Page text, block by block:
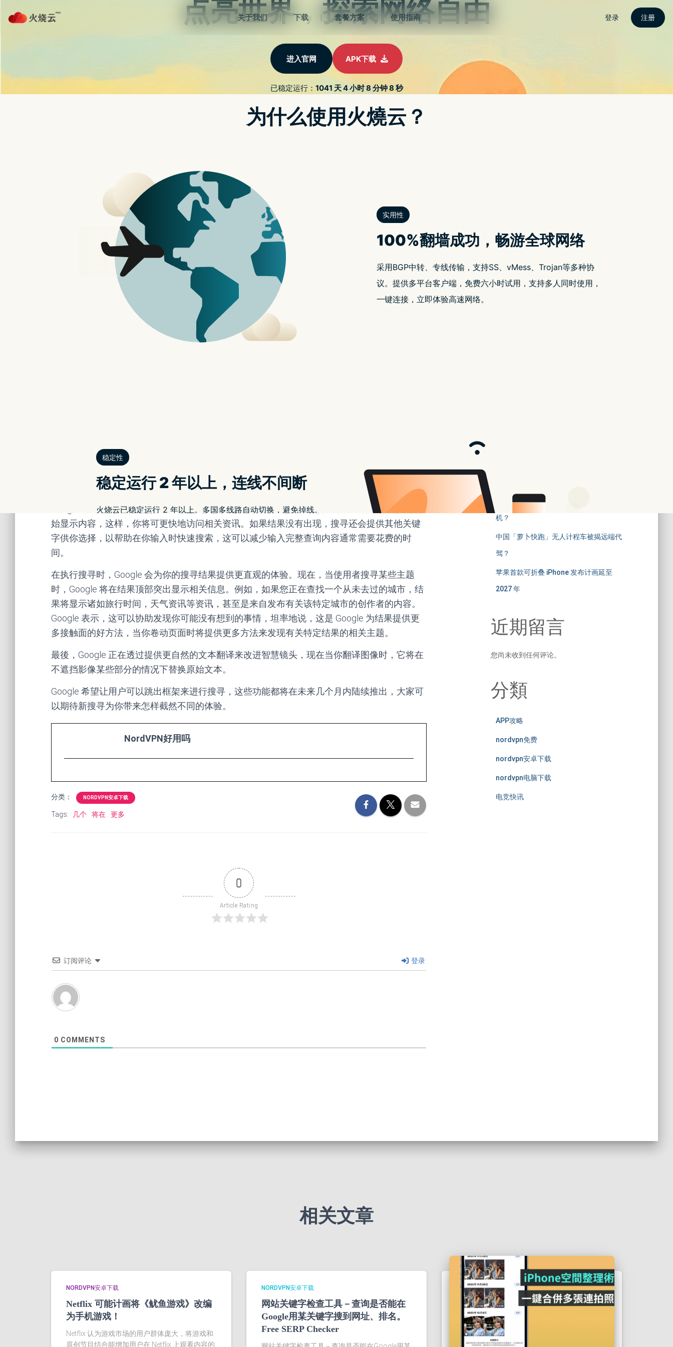
首页 NORDVPN安卓下载 NORDVPN免费 联络我
LUMINAR 4 专业修图软体限免，内建一键 AI 修图，每个人都能成为修图大师（WINDOWS / MAC）
调查揭露 FACEBOOK 被踢出 APP STORE 榜单频率创新高，越来越难与 BEREAL 与 TIKTOK 等新社群竞争
Google 升级搜寻服务，加入更多快捷与实用功能
2022 年 9 月 30 日 nordVPN好用吗 发布
Google 搜寻服务是许多人日常生活中不可缺少的小帮手，近日，Google 宣布即将为搜寻加入一
系列功能，主要集中在如何让搜寻为地图或购物提供更好的体验上，但也针对一般搜寻注入大
提供快捷方式，以帮助访问所需的各种搜寻工具，包括购物、翻译、音乐识别或在相簿中搜寻
影像。这些捷径将位於 Google 应用程式最顶端的搜寻栏为下方，以便你手指点点即可造访，并
且从今日起会先从 iOS 释出。
Google 还让输入查询时更快速地获得结果。在接下来的几个月中，该应用程式将在你键入时开
始显示内容，这样，你将可更快地访问相关资讯。如果结果没有出现，搜寻还会提供其他关键
字供你选择，以帮助在你输入时快速搜索，这可以减少输入完整查询内容通常需要花费的时
间。
在执行搜寻时，Google 会为你的搜寻结果提供更直观的体验。现在，当使用者搜寻某些主题
时，Google 将在结果顶部突出显示相关信息。例如，如果您正在查找一个从未去过的城市，结
果将显示诸如旅行时间，天气资讯等资讯，甚至是来自发布有关该特定城市的创作者的内容。
Google 表示，这可以协助发现你可能没有想到的事情，坦率地说，这是 Google 为结果提供更
多接触面的好方法，当你卷动页面时将提供更多方法来发现有关特定结果的相关主题。
最後，Google 正在透过提供更自然的文本翻译来改进智慧镜头，现在当你翻译图像时，它将在
不遮挡影像某些部分的情况下替换原始文本。
Google 希望让用户可以跳出框架来进行搜寻，这些功能都将在未来几个月内陆续推出，大家可
以期待新搜寻为你带来怎样截然不同的体验。
NordVPN好用吗
分类： NORDVPN安卓下载
Tags: 几个 将在 更多
0
Article Rating
订阅评论 登录
0 COMMENTS
苹果将推新 HomeKit 配件会有家居摄影
机？
中国「萝卜快跑」无人计程车被揭远端代
驾？
苹果首款可折叠 iPhone 发布计画延至
2027 年
近期留言
您尚未收到任何评论。
分類
APP攻略
nordvpn免费
nordvpn安卓下载
nordvpn电脑下载
电竞快讯
相关文章
NORDVPN安卓下载
Netflix 可能计画将《鱿鱼游戏》改编
为手机游戏！
Netflix 认为游戏市场的用户群体庞大，将游戏和
原创节目结合能增加用户在 Netflix 上观看内容的
NORDVPN安卓下载
网站关键字检查工具－查询是否能在
Google用某关键字搜到网址、排名。
Free SERP Checker